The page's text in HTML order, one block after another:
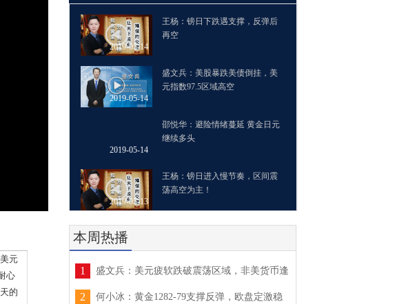
2019-05-14
王杨：镑日下跌遇支撑，反弹后
再空
2019-05-14
盛文兵：美股暴跌美债倒挂，美
元指数97.5区域高空
2019-05-14
邵悦华：避险情绪蔓延 黄金日元
继续多头
2019-05-13
王杨：镑日进入慢节奏，区间震
荡高空为主！
元
心
的
本周热播
1 盛文兵：美元疲软跌破震荡区域，非美货币逢
2 何小冰：黄金1282-79支撑反弹，欧盘定激稳